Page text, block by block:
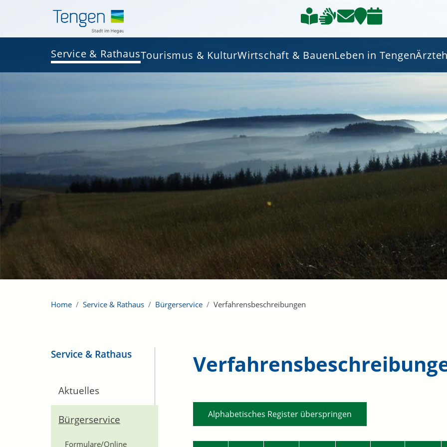
Service & RathausTourismus & KulturWirtschaft & BauenLeben in Tengen
Home Service & Rathaus Bürgerservice Verfahrensbeschreibungen
Service & Rathaus
Aktuelles
Bürgerservice
Formulare/Online
Alphabetisches Register überspringen